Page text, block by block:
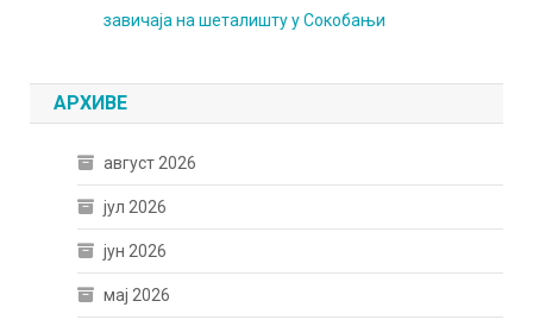
завичаја на шеталишту у Сокобањи
АРХИВЕ
август 2026
јул 2026
јун 2026
мај 2026